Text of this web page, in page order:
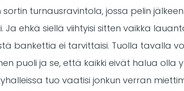
sortin turnausravintola, jossa pelin
Ja ehkä siellä viihtyisi sitten vaikka
bankettia ei tarvittaisi. Tuolla tavalla
puoli ja se, että kaikki eivät halua
tuo vaatisi jonkun verran